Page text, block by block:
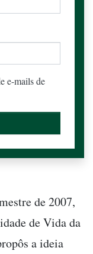
e-mails de
de 2007,
de Vida da
a ideia